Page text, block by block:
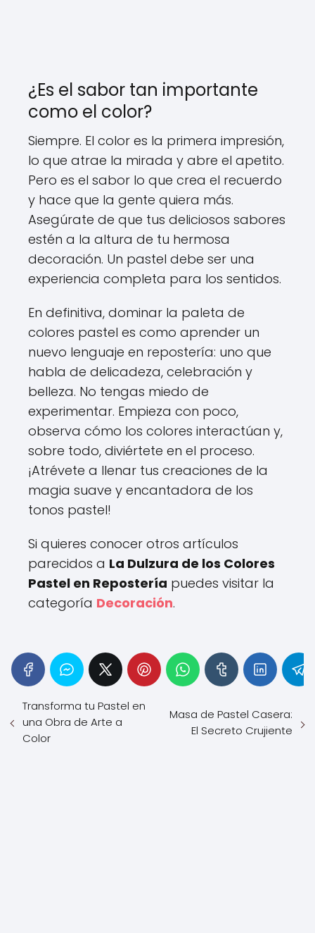
¿Es el sabor tan importante
como el color?
Siempre. El color es la primera impresión,
lo que atrae la mirada y abre el apetito.
Pero es el sabor lo que crea el recuerdo
y hace que la gente quiera más.
Asegúrate de que tus deliciosos sabores
estén a la altura de tu hermosa
decoración. Un pastel debe ser una
experiencia completa para los sentidos.
En definitiva, dominar la paleta de
colores pastel es como aprender un
nuevo lenguaje en repostería: uno que
habla de delicadeza, celebración y
belleza. No tengas miedo de
experimentar. Empieza con poco,
observa cómo los colores interactúan y,
sobre todo, diviértete en el proceso.
¡Atrévete a llenar tus creaciones de la
magia suave y encantadora de los
tonos pastel!
Si quieres conocer otros artículos
parecidos a La Dulzura de los Colores
Pastel en Repostería puedes visitar la
categoría Decoración.
Transforma tu Pastel en
una Obra de Arte a
Color
Masa de Pastel Casera:
El Secreto Crujiente